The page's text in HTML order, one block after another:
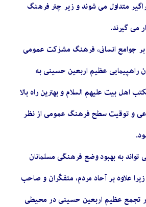
متداول می شوند و زیر چتر فرهنگ‏
می گیرند.
جوامع انسانى، فرهنگ مشارکت عمومى
راهپیمایی عظیم اربعین حسینی به
اهل بیت علیهم السلام و بهترین راه بالا
و توقیت سطح فرهنگ‏ عمومى‏ از نظر
تواند به بهبود وضع فرهنگى مسلمانان
علاوه بر آحاد مردم، متفکّران و صاحب‏
تجمع عظیم اربعین حسینی در محیطى